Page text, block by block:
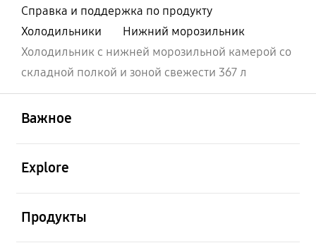
Справка и поддержка по продукту
Холодильники
Нижний морозильник
Холодильник с нижней морозильной камерой со
складной полкой и зоной свежести 367 л
Важное
Explore
Продукты